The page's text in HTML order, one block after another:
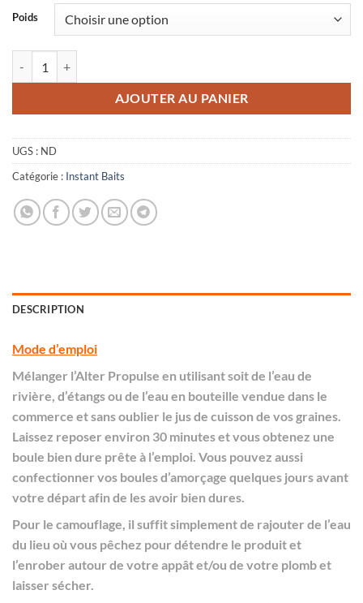
Poids
AJOUTER AU PANIER
UGS : ND
Catégorie : Instant Baits
DESCRIPTION
Mode d’emploi
Mélanger l’Alter Propulse en utilisant soit de l’eau de
rivière, d’étangs ou de l’eau en bouteille vendue dans le
commerce et sans oublier le jus de cuisson de vos graines.
Laissez reposer environ 30 minutes et vous obtenez une
boule bien dure prête à l’emploi. Vous pouvez aussi
confectionner vos boules d’amorçage quelques jours avant
votre départ afin de les avoir bien dures.
Pour le camouflage, il suffit simplement de rajouter de l’eau
du lieu où vous pêchez pour détendre le produit et
l’enrober autour de votre appât et/ou de votre plomb et
laisser sécher.